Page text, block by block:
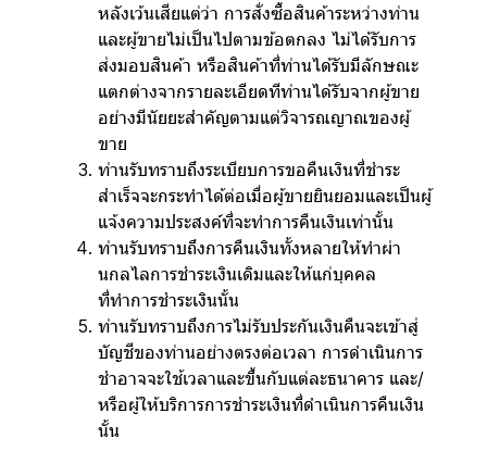
หลังเว้นเสียแต่ว่า การสั่งซื้อสินค้าระหว่างท่าน
และผู้ขายไม่เป็นไปตามข้อตกลง ไม่ได้รับการ
ส่งมอบสินค้า หรือสินค้าที่ท่านได้รับมีลักษณะ
แตกต่างจากรายละเอียดทีท่านได้รับจากผู้ขาย
อย่างมีนัยยะสำคัญตามแต่วิจารณญาณของผู้
ขาย
ท่านรับทราบถึงระเบียบการขอคืนเงินที่ชำระ
สำเร็จจะกระทำได้ต่อเมื่อผู้ขายยินยอมและเป็นผู้
แจ้งความประสงค์ที่จะทำการคืนเงินเท่านั้น
ท่านรับทราบถึงการคืนเงินทั้งหลายให้ทำผ่า
นกลไลการชำระเงินเดิมและให้แก่บุคคล
ที่ทำการชำระเงินนั้น
ท่านรับทราบถึงการไม่รับประกันเงินคืนจะเข้าสู่
บัญชีของท่านอย่างตรงต่อเวลา การดำเนินการ
ชำอาจจะใช้เวลาและขึ้นกับแต่ละธนาคาร และ/
หรือผู้ให้บริการการชำระเงินที่ดำเนินการคืนเงิน
นั้น